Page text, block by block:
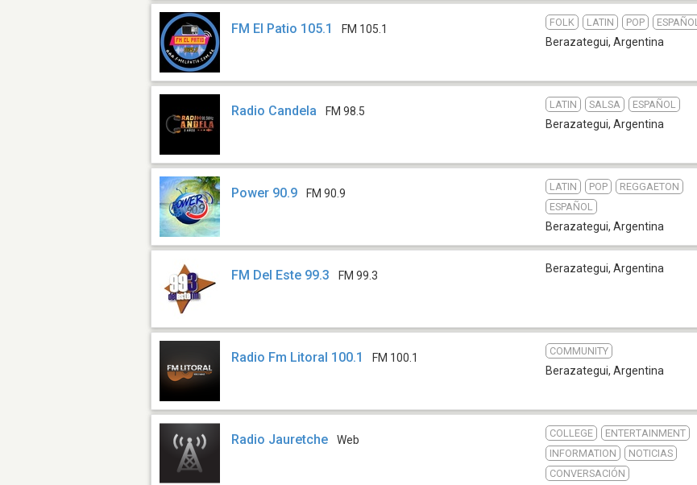
FM El Patio 105.1 FM 105.1
FOLK LATIN POP ESPAÑOL
Berazategui, Argentina
Radio Candela FM 98.5
LATIN SALSA ESPAÑOL
Berazategui, Argentina
Power 90.9 FM 90.9
LATIN POP
REGGAETON
ESPAÑOL
Berazategui, Argentina
FM Del Este 99.3 FM 99.3
Berazategui, Argentina
Radio Fm Litoral 100.1 FM 100.1
COMMUNITY
Berazategui, Argentina
Radio Jauretche Web
COLLEGE
ENTERTAINMENT
INFORMATION
NOTICIAS
CONVERSACIÓN